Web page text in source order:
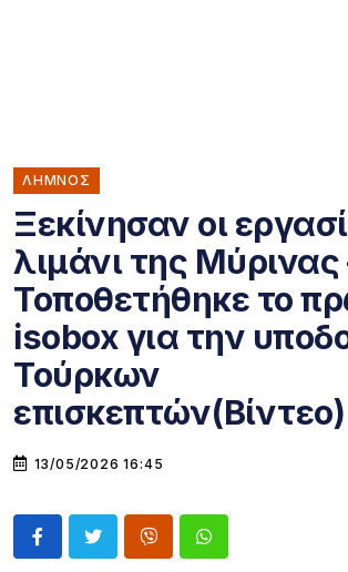
ΛΗΜΝΟΣ
Ξεκίνησαν οι
λιμάνι της Μύρινας
Τοποθετήθηκε το
isobox για την
Τούρκων
επισκεπτών(Βίντεο)
13/05/2026 16:45